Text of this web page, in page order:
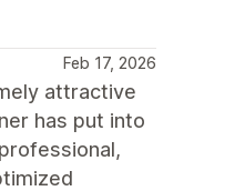
Feb 17, 2026
attractive
has put into